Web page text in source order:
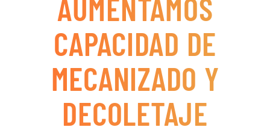
AUMENTAMOS
CAPACIDAD DE
MECANIZADO Y
DECOLETAJE